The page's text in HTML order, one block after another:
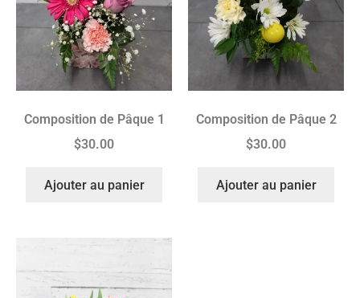
Composition de Pâque 1
$30.00
Ajouter au panier
Composition de Pâque 2
$30.00
Ajouter au panier